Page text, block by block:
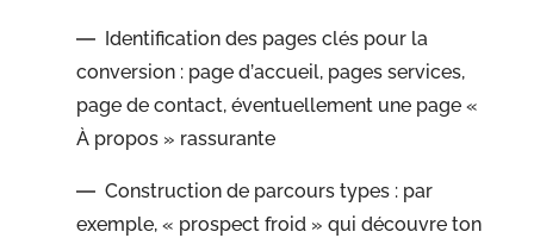
Identification des pages clés pour la
conversion : page d’accueil, pages services,
page de contact, éventuellement une page «
À propos » rassurante
Construction de parcours types : par
exemple, « prospect froid » qui découvre ton